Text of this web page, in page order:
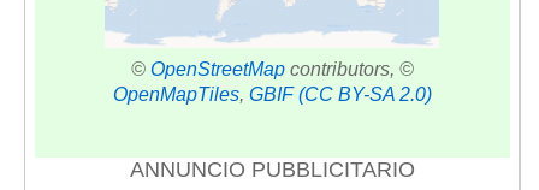
© OpenStreetMapcontributors, ©
OpenMapTiles, GBIF (CC BY-SA 2.0)
ANNUNCIO PUBBLICITARIO